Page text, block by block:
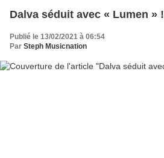
Dalva séduit avec « Lumen » !
Publié le 13/02/2021 à 06:54
Par Steph Musicnation